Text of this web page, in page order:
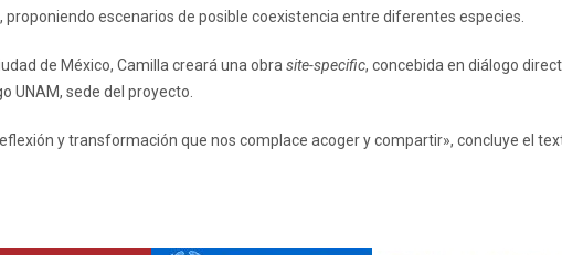
escenarios de posible coexistencia entre diferentes especies.
de México, Camilla creará una obra site-specific, concebida en diálogo
UNAM, sede del proyecto.
y transformación que nos complace acoger y compartir», concluye el